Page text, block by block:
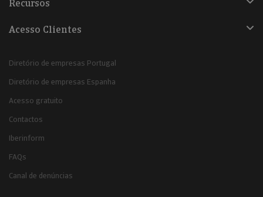
Recursos
Acesso Clientes
Diretório de empresas Portugal
Diretório de empresas Espanha
Acesso gratuito
Contactos
Iberinform
FAQs
Canal de denúncias